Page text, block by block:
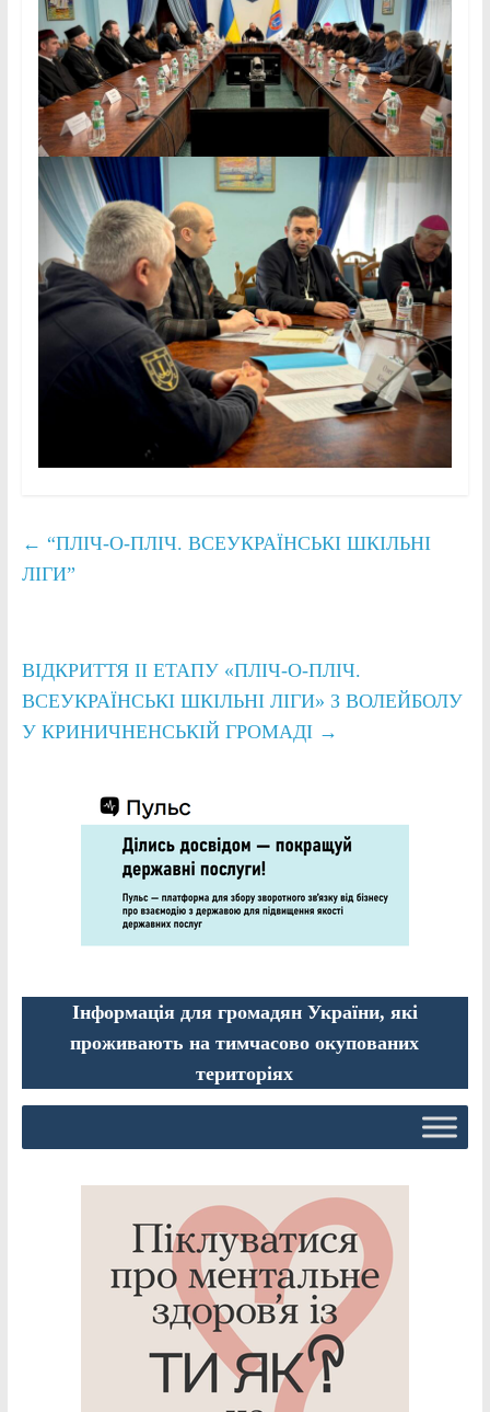
← “ПЛІЧ-О-ПЛІЧ. ВСЕУКРАЇНСЬКІ ШКІЛЬНІ
ЛІГИ”
ВІДКРИТТЯ ІІ ЕТАПУ «ПЛІЧ-О-ПЛІЧ.
ВСЕУКРАЇНСЬКІ ШКІЛЬНІ ЛІГИ» З ВОЛЕЙБОЛУ
У КРИНИЧНЕНСЬКІЙ ГРОМАДІ →
Інформація для громадян України, які
проживають на тимчасово окупованих
територіях